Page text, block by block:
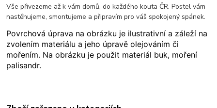
Vše přivezeme až k vám domů, do každého kouta ČR. Postel vám
nastěhujeme, smontujeme a připravím pro váš spokojený spánek.
Povrchová úprava na obrázku je ilustrativní a záleží na
zvolením materiálu a jeho úpravě olejováním či
mořením. Na obrázku je použit materiál buk, moření
palisandr.